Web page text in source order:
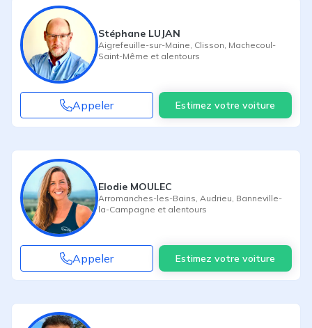
Stéphane LUJAN
Aigrefeuille-sur-Maine Clisson Machecoul-
Saint-Même et alentours
Appeler Estimez votre voiture
Elodie MOULEC
Arromanches-les-Bains Audrieu Banneville-
la-Campagne et alentours
Appeler Estimez votre voiture